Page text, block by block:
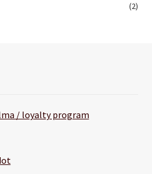
(2)
/ loyalty program